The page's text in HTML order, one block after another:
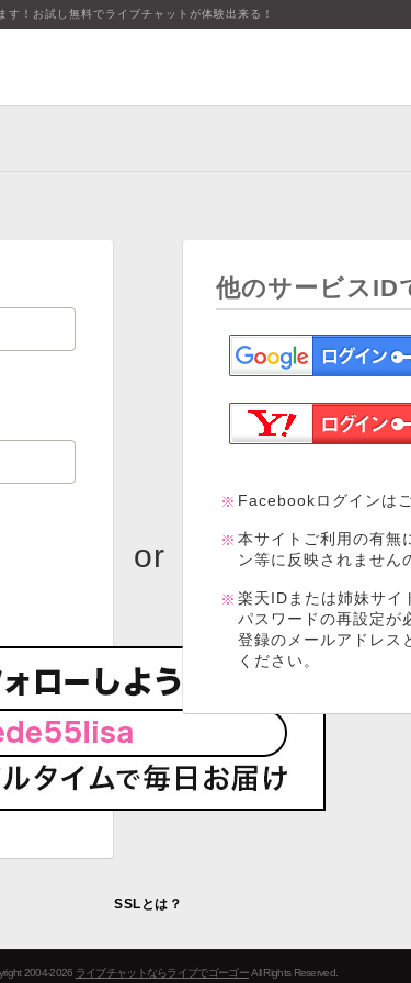
！お試し無料でライブチャットが体験出来る！
他のサービスID
Facebookログインは
本サイトご利用の有無
ン等に反映されません
楽天IDまたは姉妹サイ
パスワードの再設定が
登録のメールアドレス
ください。
SSLとは？
2004-2026 ライブチャットならライブでゴーゴーAll Rights Reserved.